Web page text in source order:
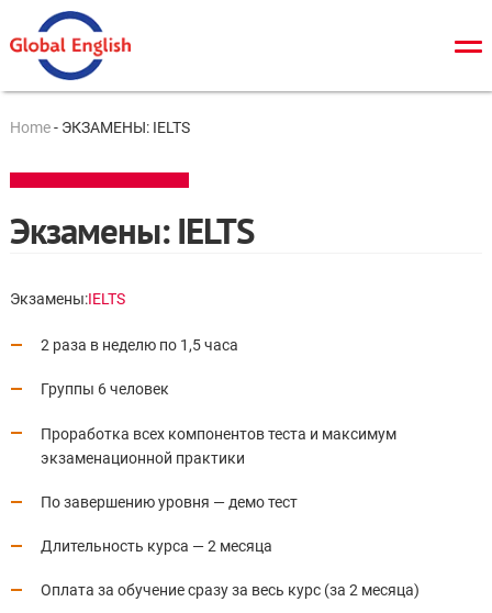
IELTS
Cambridge tests
ЗНО/ДПА
Онлайн тесты
Новости
Контакты
Home- ЭКЗАМЕНЫ: IELTS
Экзамены: IELTS
Экзамены:IELTS
2 раза в неделю по 1,5 часа
Группы 6 человек
Проработка всех компонентов теста и максимум
экзаменационной практики
По завершению уровня — демо тест
Длительность курса — 2 месяца
Оплата за обучение сразу за весь курс (за 2 месяца)